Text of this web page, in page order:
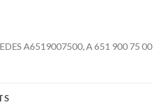
A6519007500, A 651 900 75 00